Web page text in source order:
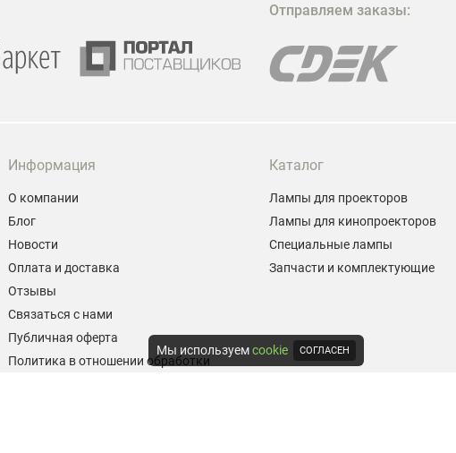
Отправляем заказы:
Информация
О компании
Блог
Новости
Оплата и доставка
Отзывы
Связаться с нами
Публичная оферта
Политика в отношении обработки
Каталог
Лампы для проекторов
Лампы для кинопроекторов
Специальные лампы
Запчасти и комплектующие
Мы используемcookie СОГЛАСЕН